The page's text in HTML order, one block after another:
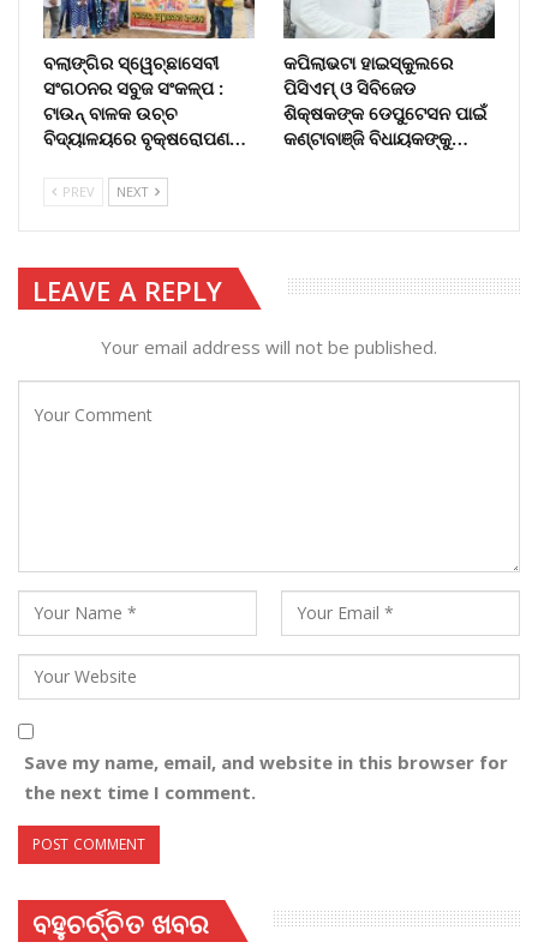
ବଲାଙ୍ଗିର ସ୍ୱେଚ୍ଛାସେବୀ
ସଂଗଠନର ସବୁଜ ସଂକଳ୍ପ :
ଟାଉନ୍ ବାଳକ ଉଚ୍ଚ
ବିଦ୍ୟାଳୟରେ ବୃକ୍ଷରୋପଣ…
କପିଲାଭଟା ହାଇସ୍କୁଲରେ
ପିସିଏମ୍ ଓ ସିବିଜେଡ
ଶିକ୍ଷକଙ୍କ ଡେପୁଟେସନ ପାଇଁ
କଣ୍ଟାବାଞ୍ଜି ବିଧାୟକଙ୍କୁ…
PREV NEXT
LEAVE A REPLY
Your email address will not be published.
Save my name, email, and website in this browser for
the next time I comment.
ବହୁଚର୍ଚ୍ଚିତ ଖବର